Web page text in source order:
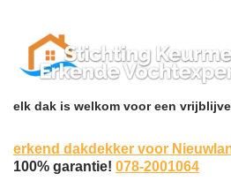
elk dak is welkom voor een
erkend dakdekker voor
100% garantie! 078-2001064